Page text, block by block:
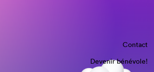
Contact
Devenir bénévole!